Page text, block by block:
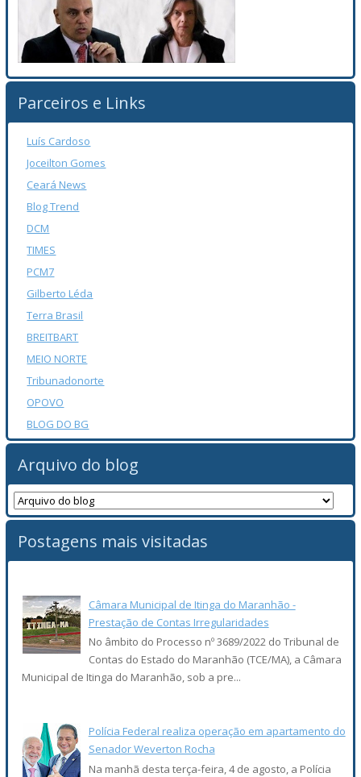
Parceiros e Links
Luís Cardoso
Joceilton Gomes
Ceará News
Blog Trend
DCM
TIMES
PCM7
Gilberto Léda
Terra Brasil
BREITBART
MEIO NORTE
Tribunadonorte
OPOVO
BLOG DO BG
Arquivo do blog
Postagens mais visitadas
Câmara Municipal de Itinga do Maranhão -
Prestação de Contas Irregularidades
No âmbito do Processo nº 3689/2022 do Tribunal de
Contas do Estado do Maranhão (TCE/MA), a Câmara
Municipal de Itinga do Maranhão, sob a pre...
Polícia Federal realiza operação em apartamento do
Senador Weverton Rocha
Na manhã desta terça-feira, 4 de agosto, a Polícia